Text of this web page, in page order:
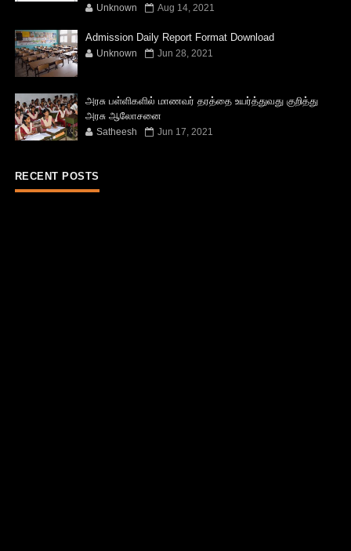
Unknown Aug 14, 2021
Admission Daily Report Format Download
Unknown Jun 28, 2021
அரசு பள்ளிகளில் மாணவர் தரத்தை உயர்த்துவது குறித்து
அரசு ஆலோசனை
Satheesh Jun 17, 2021
RECENT POSTS